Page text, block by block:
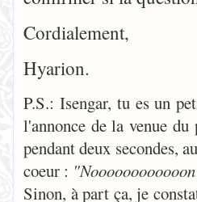
Cordialement,
Hyarion.
P.S.: Isengar, tu es un
l'annonce de la venue
pendant deux secondes,
coeur :
Sinon, à part ça, je